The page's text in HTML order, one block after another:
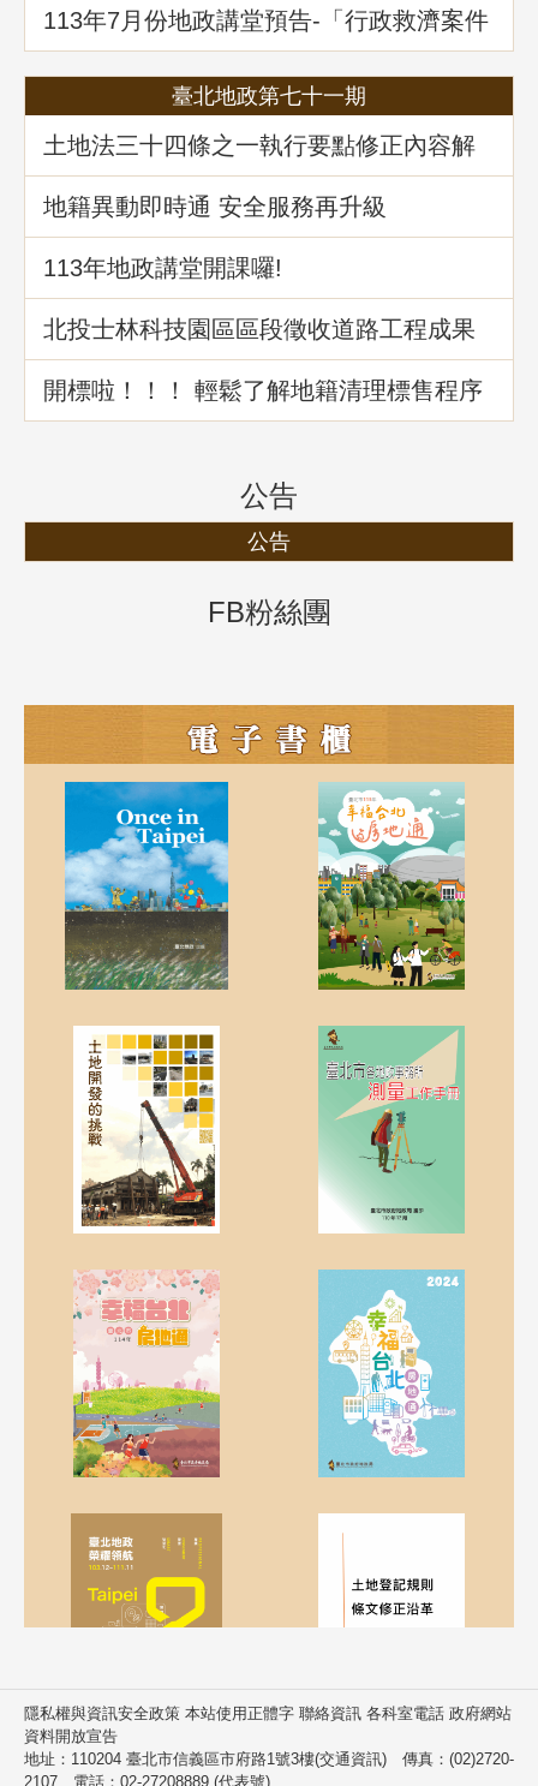
113年7月份地政講堂預告-「行政救濟案件
剖析-以若干土地測量及登記事件為例」
臺北地政第七十一期
土地法三十四條之一執行要點修正內容解
析
地籍異動即時通 安全服務再升級
113年地政講堂開課囉!
北投士林科技園區區段徵收道路工程成果
介紹
開標啦！！！ 輕鬆了解地籍清理標售程序
公告
公告
FB粉絲團
隱私權與資訊安全政策 本站使用正體字 聯絡資訊 各科室電話 政府網站
資料開放宣告
地址：110204 臺北市信義區市府路1號3樓(交通資訊) 傳真：(02)2720-
2107 電話：02-27208889 (代表號)